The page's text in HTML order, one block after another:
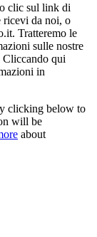
clic sul link di
ricevi da noi, o
Tratteremo le
sulle nostre
Cliccando qui
in
clicking below to
will be
about